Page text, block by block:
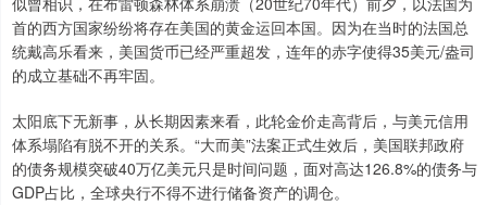
首的西方国家纷纷将存在美国的黄金运回本国。因为在当时的法国总
统戴高乐看来，美国货币已经严重超发，连年的赤字使得35美元/盎司
的成立基础不再牢固。
太阳底下无新事，从长期因素来看，此轮金价走高背后，与美元信用
体系塌陷有脱不开的关系。“大而美”法案正式生效后，美国联邦政府
的债务规模突破40万亿美元只是时间问题，面对高达‌126.8%‌的债务与
GDP占比，全球央行不得不进行储备资产的调仓。